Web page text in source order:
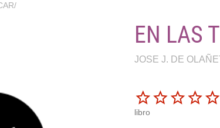
/
EN LAS
JOSE J. DE
libro